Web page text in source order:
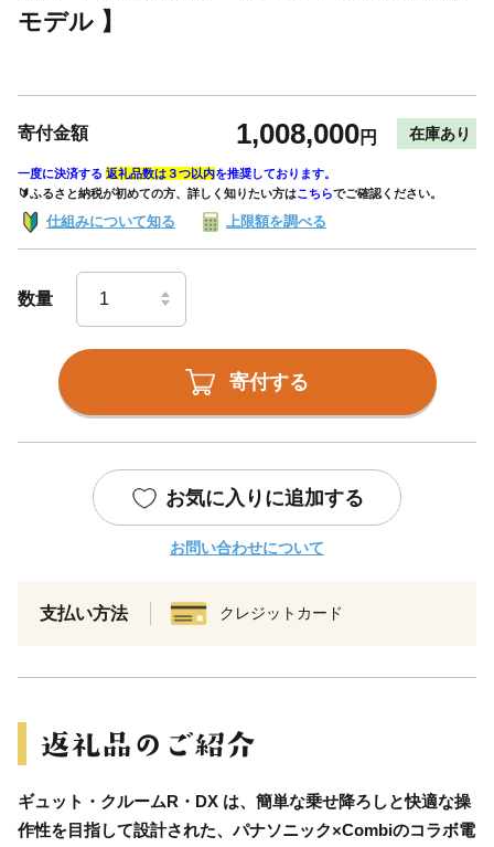
モデル 】
寄付金額 1,008,000円 在庫あり
一度に決済する 返礼品数は３つ以内を推奨しております。
🔰ふるさと納税が初めての方、詳しく知りたい方はこちらでご確認ください。
仕組みについて知る 上限額を調べる
数量
寄付する
お気に入りに追加する
お問い合わせについて
支払い方法 クレジットカード
ギュット・クルームR・DX は、簡単な乗せ降ろしと快適な操
作性を目指して設計された、パナソニック×Combiのコラボ電